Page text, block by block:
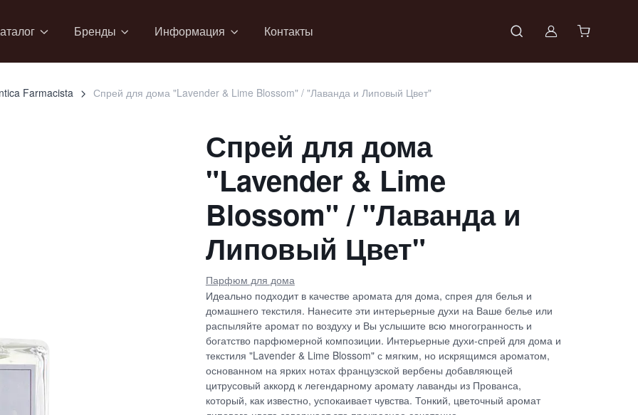
Бренды Информация Контакты Войти в
Farmacista Спрей для дома "Lavender & Lime Blossom" / "Лаванда и Липовый Цвет"
Спрей для дома
"Lavender & Lime
Blossom" / "Лаванда и
Липовый Цвет"
Парфюм для дома
Идеально подходит в качестве аромата для дома, спрея для белья и
домашнего текстиля. Нанесите эти интерьерные духи на Ваше белье или
распыляйте аромат по воздуху и Вы услышите всю многогранность и
богатство парфюмерной композиции. Интерьерные духи-спрей для дома и
текстиля "Lavender & Lime Blossom" с мягким, но искрящимся ароматом,
основанном на ярких нотах французской вербены добавляющей
цитрусовый аккорд к легендарному аромату лаванды из Прованса,
который, как известно, успокаивает чувства. Тонкий, цветочный аромат